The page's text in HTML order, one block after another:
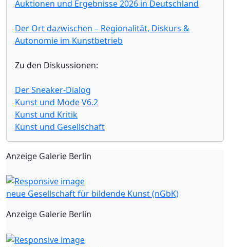
Auktionen und Ergebnisse 2026 in Deutschland
Der Ort dazwischen – Regionalität, Diskurs &
Autonomie im Kunstbetrieb
Zu den Diskussionen:
Der Sneaker-Dialog
Kunst und Mode V6.2
Kunst und Kritik
Kunst und Gesellschaft
Anzeige Galerie Berlin
neue Gesellschaft für bildende Kunst (nGbK)
Anzeige Galerie Berlin